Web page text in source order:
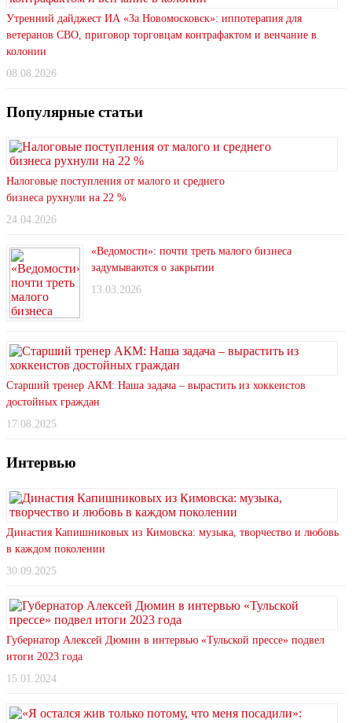
Утренний дайджест ИА «За Новомосковск»: иппотерапия для
ветеранов СВО, приговор торговцам контрафактом и венчание в
колонии
08.08.2026
Популярные статьи
Налоговые поступления от малого и среднего
бизнеса рухнули на 22 %
24.04.2026
«Ведомости»: почти треть малого бизнеса
задумываются о закрытии
13.03.2026
Старший тренер АКМ: Наша задача – вырастить из хоккеистов
достойных граждан
17.08.2025
Интервью
Династия Капишниковых из Кимовска: музыка, творчество и любовь
в каждом поколении
30.09.2025
Губернатор Алексей Дюмин в интервью «Тульской прессе» подвел
итоги 2023 года
15.01.2024